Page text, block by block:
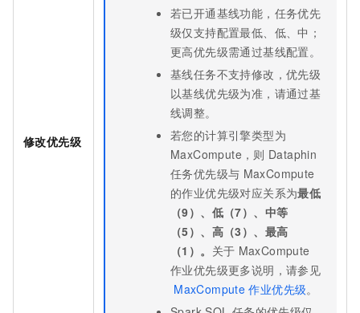
修改优先级
若已开通基线功能，任务优先
级仅支持配置最低、低、中；
更高优先级需通过基线配置。
基线任务不支持修改，优先级
以基线优先级为准，请通过基
线调整。
若您的计算引擎类型为
MaxCompute，则 Dataphin
任务优先级与 MaxCompute
的作业优先级对应关系为最低
（9）、低（7）、中等
（5）、高（3）、最高
（1）。 关于 MaxCompute
作业优先级更多说明，请参见
MaxCompute 作业优先级。